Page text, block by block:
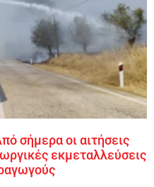
σήμερα οι αιτήσεις
εκμεταλλεύσεις